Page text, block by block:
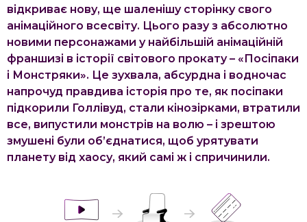
відкриває нову, ще шаленішу сторінку свого
анімаційного всесвіту. Цього разу з абсолютно
новими персонажами у найбільшій анімаційній
франшизі в історії світового прокату – «Посіпаки
і Монстряки». Це зухвала, абсурдна і водночас
напрочуд правдива історія про те, як посіпаки
підкорили Голлівуд, стали кінозірками, втратили
все, випустили монстрів на волю – і зрештою
змушені були об’єднатися, щоб урятувати
планету від хаосу, який самі ж і спричинили.